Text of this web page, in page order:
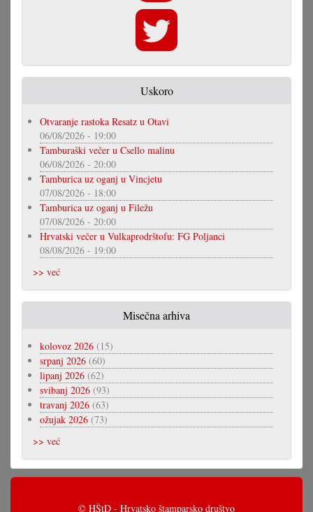
Uskoro
Otvaranje rastoka Resatz u Otavi
06/08/2026 - 19:00
Tamburaški večer u Csello malinu
06/08/2026 - 20:00
Tamburica uz oganj u Vincjetu
07/08/2026 - 18:00
Tamburica uz oganj u Filežu
07/08/2026 - 20:00
Hrvatski večer u Vulkaprodrštofu: FG Poljanci
08/08/2026 - 19:00
>> već
Misečna arhiva
kolovoz 2026 (15)
srpanj 2026 (60)
lipanj 2026 (62)
svibanj 2026 (93)
travanj 2026 (63)
ožujak 2026 (73)
>> već
© HŠtD - Hrvatsko štamparsko društvo